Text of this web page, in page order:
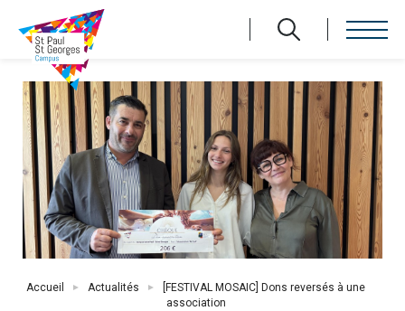
contenu
principal
Fil
Accueil Actualités
[FESTIVAL MOSAIC] Dons reversés à une
association